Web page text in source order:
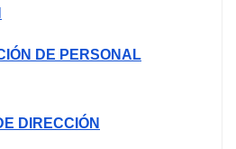
DE PERSONAL
DIRECCIÓN